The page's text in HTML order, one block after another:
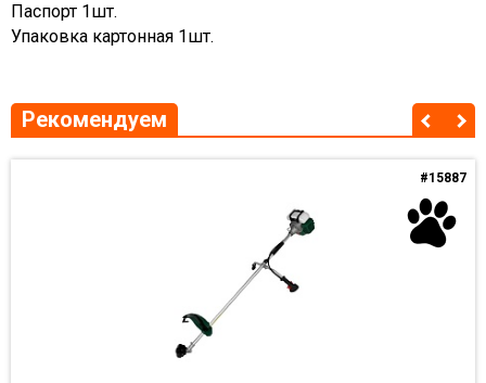
Паспорт 1шт.
Упаковка картонная 1шт.
Рекомендуем
#15887